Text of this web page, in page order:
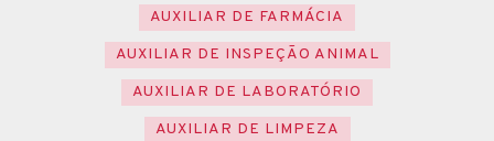
AUXILIAR DE FARMÁCIA
AUXILIAR DE INSPEÇÃO ANIMAL
AUXILIAR DE LABORATÓRIO
AUXILIAR DE LIMPEZA